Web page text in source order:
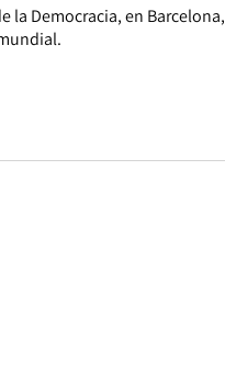
la Democracia, en Barcelona,